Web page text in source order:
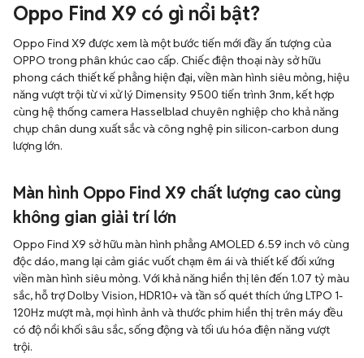
Oppo Find X9 có gì nổi bật?
Oppo Find X9 được xem là một bước tiến mới đầy ấn tượng của
OPPO trong phân khúc cao cấp. Chiếc điện thoại này sở hữu
phong cách thiết kế phẳng hiện đại, viền màn hình siêu mỏng, hiệu
năng vượt trội từ vi xử lý Dimensity 9500 tiến trình 3nm, kết hợp
cùng hệ thống camera Hasselblad chuyên nghiệp cho khả năng
chụp chân dung xuất sắc và công nghệ pin silicon-carbon dung
lượng lớn.
Màn hình Oppo Find X9 chất lượng cao cùng
không gian giải trí lớn
Oppo Find X9 sở hữu màn hình phẳng AMOLED 6.59 inch vô cùng
độc dáo, mang lại cảm giác vuốt chạm êm ái và thiết kế đối xứng
viền màn hình siêu mỏng. Với khả năng hiển thị lên đến 1.07 tỷ màu
sắc, hỗ trợ Dolby Vision, HDR10+ và tần số quét thích ứng LTPO 1-
120Hz mượt mà, mọi hình ảnh và thước phim hiển thị trên máy đều
có độ nổi khối sâu sắc, sống động và tối ưu hóa điện năng vượt
trội.